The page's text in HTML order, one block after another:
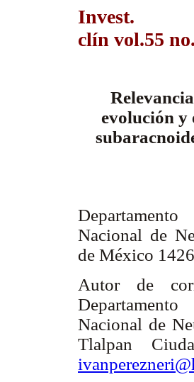
Invest.
clín vol.55
evolución y
Nacional de
de México
Autor de
Nacional de
Tlalpan